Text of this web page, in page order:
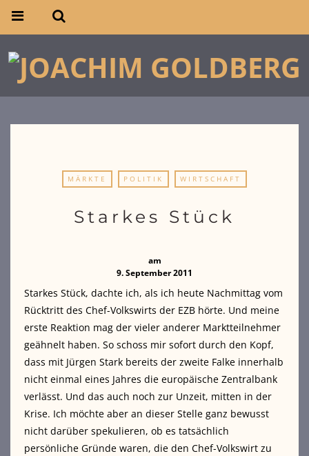
MÄRKTE POLITIK WIRTSCHAFT
Starkes Stück
am
9. September 2011
Starkes Stück, dachte ich, als ich heute Nachmittag vom
Rücktritt des Chef-Volkswirts der EZB hörte. Und meine
erste Reaktion mag der vieler anderer Marktteilnehmer
geähnelt haben. So schoss mir sofort durch den Kopf,
dass mit Jürgen Stark bereits der zweite Falke innerhalb
nicht einmal eines Jahres die europäische Zentralbank
verlässt. Und das auch noch zur Unzeit, mitten in der
Krise. Ich möchte aber an dieser Stelle ganz bewusst
nicht darüber spekulieren, ob es tatsächlich
persönliche Gründe waren, die den Chef-Volkswirt zu